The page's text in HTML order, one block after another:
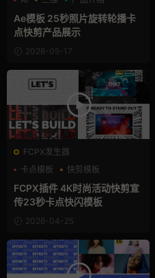
Ae模板 25秒照片旋转轮播卡
点快剪产品展示
2026-05-17
FCPX发生器
卡点模板
快剪模板
快闪模板
FCPX插件 4K时尚活动快剪宣
传23秒卡点快闪模板
2026-04-25